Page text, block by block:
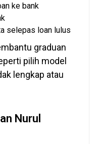
ke bank
selepas loan lulus
graduan
pilih model
lengkap atau
Nurul